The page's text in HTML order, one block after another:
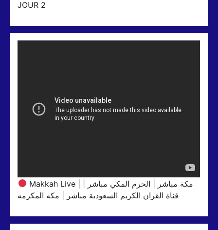
JOUR 2
Makkah Live | مكة مباشر | الحرم المكي مباشر |
قناة القران الكريم السعودية مباشر | مكه المكرمه